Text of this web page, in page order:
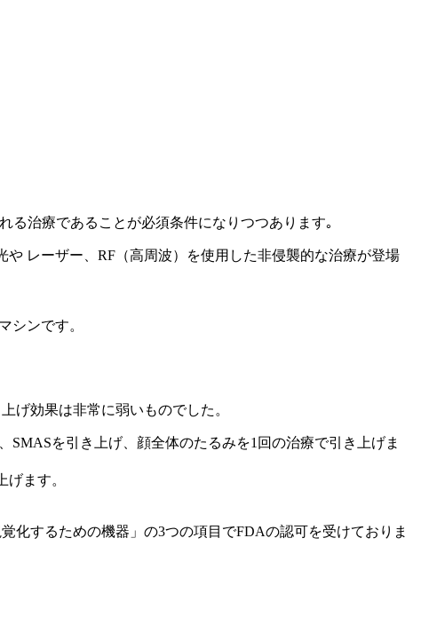
る治療であることが必須条件になりつつあります｡
レーザー、RF（高周波）を使用した非侵襲的な治療が登場
シンです。
げ効果は非常に弱いものでした。
を引き上げ、顔全体のたるみを1回の治療で引き上げま
ます。
化するための機器」の3つの項目でFDAの認可を受けておりま